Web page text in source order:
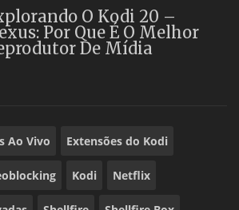
O Kodi 20 –
Por Que É O Melhor
De Mídia
Ao Vivo Extensões do Kodi
Kodi Netflix